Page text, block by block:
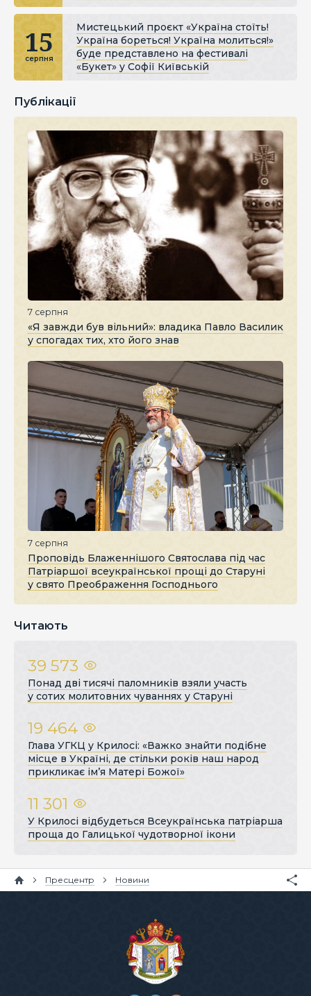
15
серпня
Мистецький проєкт «Україна стоїть!
Україна бореться! Україна молиться!»
буде представлено на фестивалі
«Букет» у Софії Київській
Публікації
7 серпня
«Я завжди був вільний»: владика Павло Василик
у спогадах тих, хто його знав
7 серпня
Проповідь Блаженнішого Святослава під час
Патріаршої всеукраїнської прощі до Старуні
у свято Преображення Господнього
Читають
39 573
Понад дві тисячі паломників взяли участь
у сотих молитовних чуваннях у Старуні
19 464
Глава УГКЦ у Крилосі: «Важко знайти подібне
місце в Україні, де стільки років наш народ
прикликає ім’я Матері Божої»
11 301
У Крилосі відбудеться Всеукраїнська патріарша
проща до Галицької чудотворної ікони
Пресцентр Новини